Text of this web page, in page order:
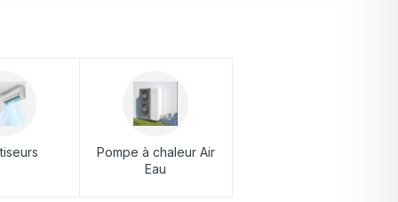
Pompe à chaleur Air
Eau